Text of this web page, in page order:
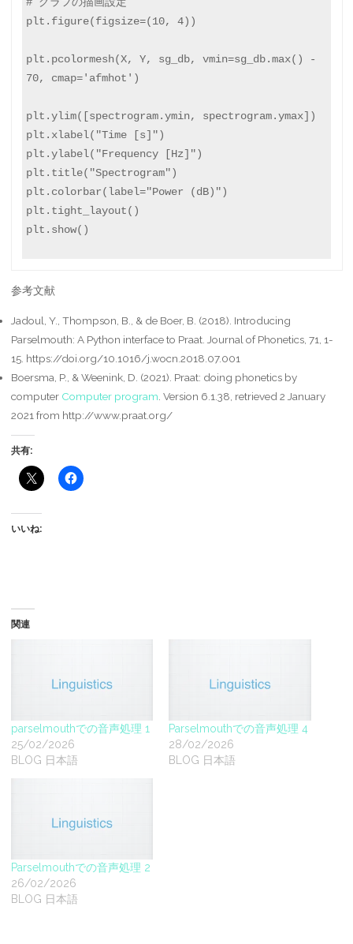
# グラフの描画設定
plt.figure(figsize=(10, 4))
plt.pcolormesh(X, Y, sg_db, vmin=sg_db.max() -
70, cmap='afmhot')
plt.ylim([spectrogram.ymin, spectrogram.ymax])
plt.xlabel("Time [s]")
plt.ylabel("Frequency [Hz]")
plt.title("Spectrogram")
plt.colorbar(label="Power (dB)")
plt.tight_layout()
plt.show()
参考文献
Jadoul, Y., Thompson, B., & de Boer, B. (2018). Introducing
Parselmouth: A Python interface to Praat. Journal of Phonetics, 71, 1-
15. https://doi.org/10.1016/j.wocn.2018.07.001
Boersma, P., & Weenink, D. (2021). Praat: doing phonetics by
computer Computer program . Version 6.1.38, retrieved 2 January
2021 from http://www.praat.org/
共有:
いいね:
関連
parselmouthでの音声処理 1
25/02/2026
BLOG 日本語
Parselmouthでの音声処理 4
28/02/2026
BLOG 日本語
Parselmouthでの音声処理 2
26/02/2026
BLOG 日本語